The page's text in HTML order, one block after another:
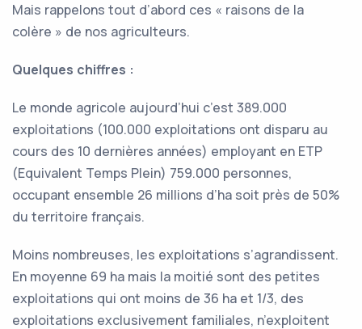
Mais rappelons tout d’abord ces « raisons de la
colère » de nos agriculteurs.
Quelques chiffres :
Le monde agricole aujourd’hui c’est 389.000
exploitations (100.000 exploitations ont disparu au
cours des 10 dernières années) employant en ETP
(Equivalent Temps Plein) 759.000 personnes,
occupant ensemble 26 millions d’ha soit près de 50%
du territoire français.
Moins nombreuses, les exploitations s’agrandissent.
En moyenne 69 ha mais la moitié sont des petites
exploitations qui ont moins de 36 ha et 1/3, des
exploitations exclusivement familiales, n’exploitent